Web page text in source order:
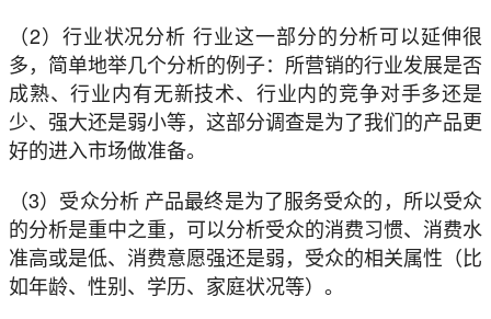
（2）行业状况分析 行业这一部分的分析可以延伸很
多，简单地举几个分析的例子：所营销的行业发展是否
成熟、行业内有无新技术、行业内的竞争对手多还是
少、强大还是弱小等，这部分调查是为了我们的产品更
好的进入市场做准备。
（3）受众分析 产品最终是为了服务受众的，所以受众
的分析是重中之重，可以分析受众的消费习惯、消费水
准高或是低、消费意愿强还是弱，受众的相关属性（比
如年龄、性别、学历、家庭状况等）。